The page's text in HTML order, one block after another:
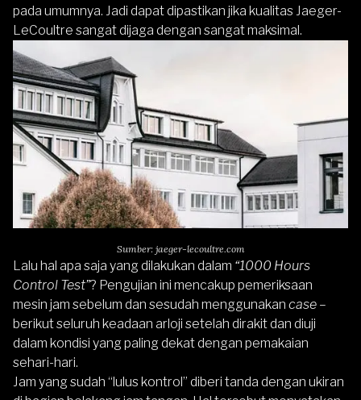
pada umumnya. Jadi dapat dipastikan jika kualitas Jaeger-
LeCoultre sangat dijaga dengan sangat maksimal.
Sumber: jaeger-lecoultre.com
Lalu hal apa saja yang dilakukan dalam “1000 Hours
Control Test”? Pengujian ini mencakup pemeriksaan
mesin jam sebelum dan sesudah menggunakan case –
berikut seluruh keadaan arloji setelah dirakit dan diuji
dalam kondisi yang paling dekat dengan pemakaian
sehari-hari.
Jam yang sudah “lulus kontrol” diberi tanda dengan ukiran